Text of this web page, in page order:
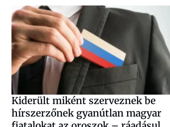
Kiderült miként szerveznek be
hírszerzőnek gyanútlan magyar